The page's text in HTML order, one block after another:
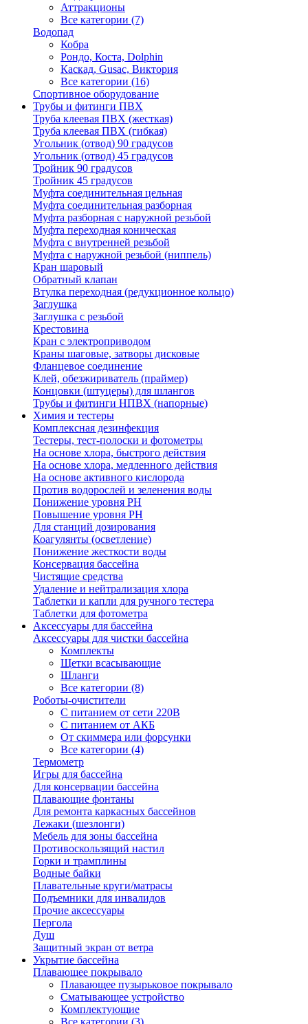
Аттракционы
Все категории (7)
Водопад
Кобра
Рондо, Коста, Dolphin
Каскад, Gusac, Виктория
Все категории (16)
Спортивное оборудование
Трубы и фитинги ПВХ
Труба клеевая ПВХ (жесткая)
Труба клеевая ПВХ (гибкая)
Угольник (отвод) 90 градусов
Угольник (отвод) 45 градусов
Тройник 90 градусов
Тройник 45 градусов
Муфта соединительная цельная
Муфта соединительная разборная
Муфта разборная с наружной резьбой
Муфта переходная коническая
Муфта с внутренней резьбой
Муфта с наружной резьбой (ниппель)
Кран шаровый
Обратный клапан
Втулка переходная (редукционное кольцо)
Заглушка
Заглушка с резьбой
Крестовина
Кран с электроприводом
Краны шаговые, затворы дисковые
Фланцевое соединение
Клей, обезжириватель (праймер)
Концовки (штуцеры) для шлангов
Трубы и фитинги НПВХ (напорные)
Химия и тестеры
Комплексная дезинфекция
Тестеры, тест-полоски и фотометры
На основе хлора, быстрого действия
На основе хлора, медленного действия
На основе активного кислорода
Против водорослей и зеленения воды
Понижение уровня РН
Повышение уровня РН
Для станций дозирования
Коагулянты (осветление)
Понижение жесткости воды
Консервация бассейна
Чистящие средства
Удаление и нейтрализация хлора
Таблетки и капли для ручного тестера
Таблетки для фотометра
Аксессуары для бассейна
Аксессуары для чистки бассейна
Комплекты
Щетки всасывающие
Шланги
Все категории (8)
Роботы-очистители
С питанием от сети 220В
С питанием от АКБ
От скиммера или форсунки
Все категории (4)
Термометр
Игры для бассейна
Для консервации бассейна
Плавающие фонтаны
Для ремонта каркасных бассейнов
Лежаки (шезлонги)
Мебель для зоны бассейна
Противоскользящий настил
Горки и трамплины
Водные байки
Плавательные круги/матрасы
Подъемники для инвалидов
Прочие аксессуары
Пергола
Душ
Защитный экран от ветра
Укрытие бассейна
Плавающее покрывало
Плавающее пузырьковое покрывало
Сматывающее устройство
Комплектующие
Все категории (3)